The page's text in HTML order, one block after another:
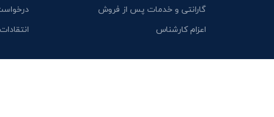
گارانتی و خدمات پس از فروش
اعزام کارشناس